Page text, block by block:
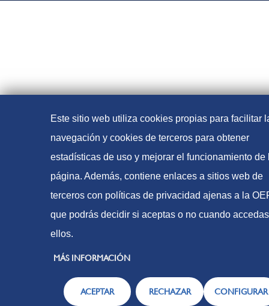
Este sitio web utiliza cookies propias para facilitar
navegación y cookies de terceros para obtener
estadísticas de uso y mejorar el funcionamiento de
página. Además, contiene enlaces a sitios web de
terceros con políticas de privacidad ajenas a la
que podrás decidir si aceptas o no cuando
ellos.
MÁS INFORMACIÓN
ACEPTAR RECHAZAR CONFIGURAR